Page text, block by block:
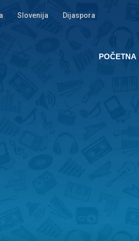
Slovenija Dijaspora
POČETNA